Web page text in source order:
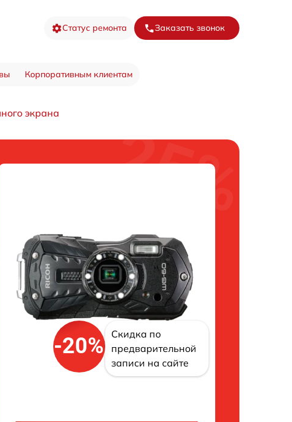
Статус ремонта Заказать звонок
Корпоративным клиентам
экрана
-20%
Скидка по
предварительной
записи на сайте